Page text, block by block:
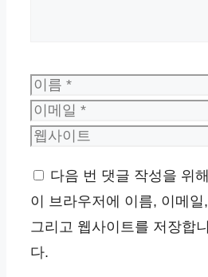
이
름
이
메
웹
트
다음 번 댓글 작성을 위해
이 브라우저에 이름, 이메일,
그리고 웹사이트를 저장합니
다.